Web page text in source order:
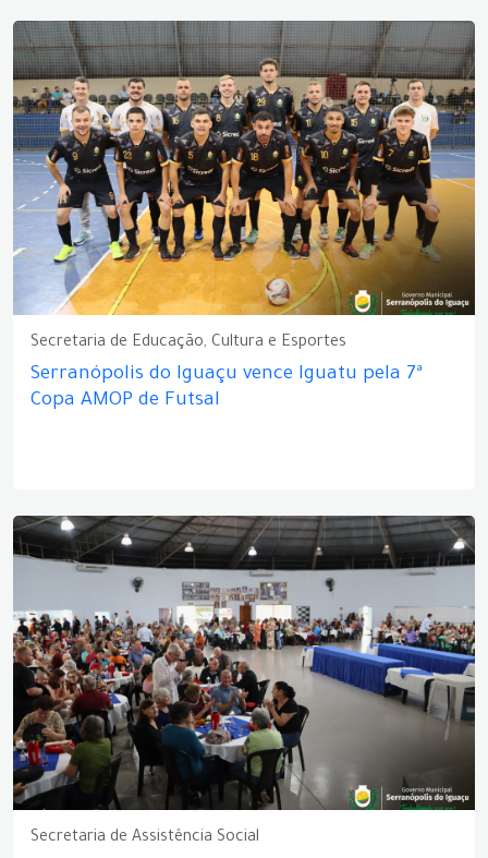
Secretaria de Educação, Cultura e Esportes
Serranópolis do Iguaçu vence Iguatu pela 7ª
Copa AMOP de Futsal
Secretaria de Assistência Social